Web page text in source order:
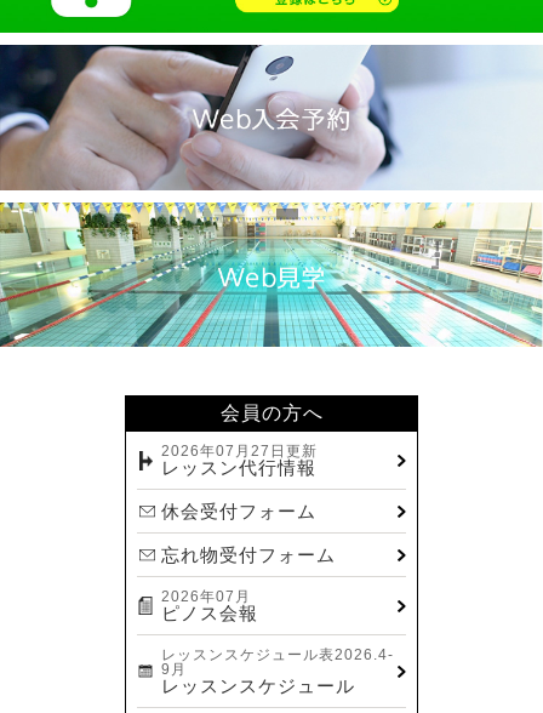
2024.10(18)
2024.09(15)
2024.08(21)
2024.07(20)
2024.06(29)
2024.05(22)
2024.04(20)
2024.03(16)
会員の方へ
2026年07月27日更新
レッスン代行情報
休会受付フォーム
忘れ物受付フォーム
2026年07月
ピノス会報
レッスンスケジュール表2026.4-
9月
レッスンスケジュール